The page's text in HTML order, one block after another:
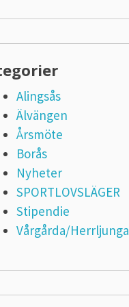
Alingsås
Älvängen
Årsmöte
Borås
Nyheter
SPORTLOVSLÄGER
Stipendie
Vårgårda/Herrljunga